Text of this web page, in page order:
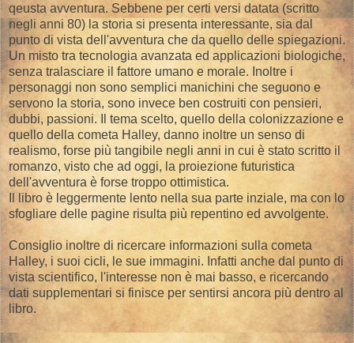
qeusta avventura. Sebbene per certi versi datata (scritto
negli anni 80) la storia si presenta interessante, sia dal
punto di vista dell'avventura che da quello delle spiegazioni.
Un misto tra tecnologia avanzata ed applicazioni biologiche,
senza tralasciare il fattore umano e morale. Inoltre i
personaggi non sono semplici manichini che seguono e
servono la storia, sono invece ben costruiti con pensieri,
dubbi, passioni. Il tema scelto, quello della colonizzazione e
quello della cometa Halley, danno inoltre un senso di
realismo, forse più tangibile negli anni in cui è stato scritto il
romanzo, visto che ad oggi, la proiezione futuristica
dell'avventura è forse troppo ottimistica.
Il libro è leggermente lento nella sua parte inziale, ma con lo
sfogliare delle pagine risulta più repentino ed avvolgente.
Consiglio inoltre di ricercare informazioni sulla cometa
Halley, i suoi cicli, le sue immagini. Infatti anche dal punto di
vista scientifico, l'interesse non è mai basso, e ricercando
dati supplementari si finisce per sentirsi ancora più dentro al
libro.